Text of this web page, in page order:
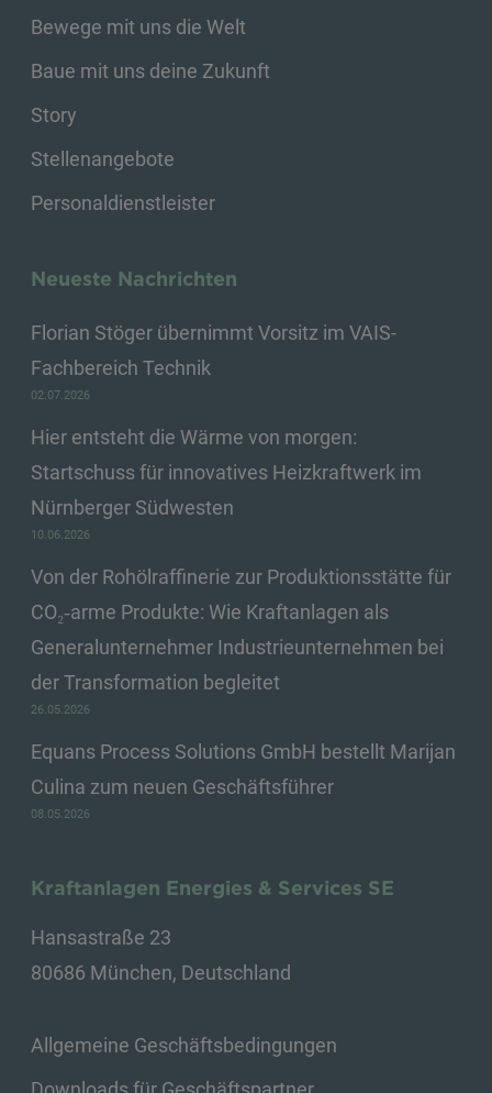
Bewege mit uns die Welt
Baue mit uns deine Zukunft
Story
Stellenangebote
Personaldienstleister
Neueste Nachrichten
Florian Stöger übernimmt Vorsitz im VAIS-
Fachbereich Technik
02.07.2026
Hier entsteht die Wärme von morgen:
Startschuss für innovatives Heizkraftwerk im
Nürnberger Südwesten
10.06.2026
Von der Rohölraffinerie zur Produktionsstätte für
CO₂‑arme Produkte: Wie Kraftanlagen als
Generalunternehmer Industrieunternehmen bei
der Transformation begleitet
26.05.2026
Equans Process Solutions GmbH bestellt Marijan
Culina zum neuen Geschäftsführer
08.05.2026
Kraftanlagen Energies & Services SE
Hansastraße 23
80686 München, Deutschland
Allgemeine Geschäftsbedingungen